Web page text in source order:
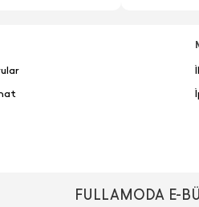
FULLAMODA E-